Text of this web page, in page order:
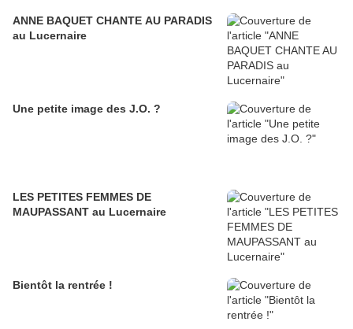
ANNE BAQUET CHANTE AU PARADIS
au Lucernaire
Une petite image des J.O. ?
LES PETITES FEMMES DE
MAUPASSANT au Lucernaire
Bientôt la rentrée !